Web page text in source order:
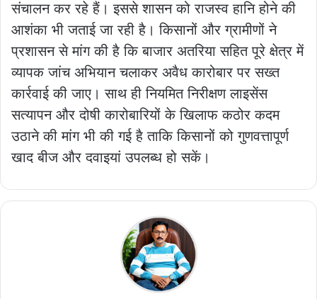
संचालन कर रहे हैं। इससे शासन को राजस्व हानि होने की
आशंका भी जताई जा रही है। किसानों और ग्रामीणों ने
प्रशासन से मांग की है कि बाजार अतरिया सहित पूरे क्षेत्र में
व्यापक जांच अभियान चलाकर अवैध कारोबार पर सख्त
कार्रवाई की जाए। साथ ही नियमित निरीक्षण लाइसेंस
सत्यापन और दोषी कारोबारियों के खिलाफ कठोर कदम
उठाने की मांग भी की गई है ताकि किसानों को गुणवत्तापूर्ण
खाद बीज और दवाइयां उपलब्ध हो सकें।